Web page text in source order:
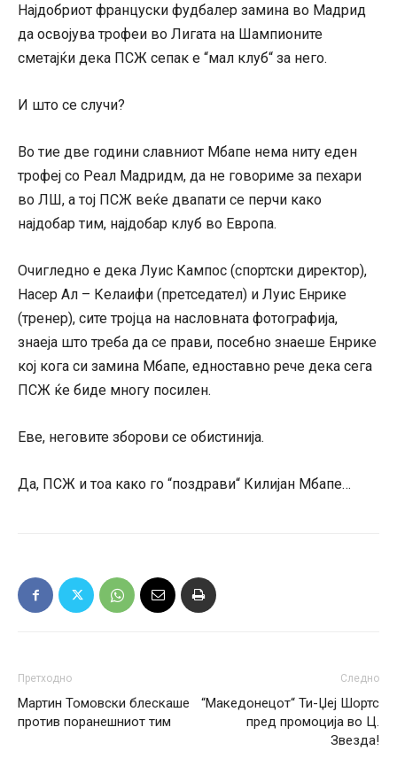
Најдобриот француски фудбалер замина во Мадрид
да освојува трофеи во Лигата на Шампионите
сметајќи дека ПСЖ сепак е “мал клуб“ за него.
И што се случи?
Во тие две години славниот Мбапе нема ниту еден
трофеј со Реал Мадридм, да не говориме за пехари
во ЛШ, а тој ПСЖ веќе двапати се перчи како
најдобар тим, најдобар клуб во Европа.
Очигледно е дека Луис Кампос (спортски директор),
Насер Ал – Келаифи (претседател) и Луис Енрике
(тренер), сите тројца на насловната фотографија,
знаеја што треба да се прави, посебно знаеше Енрике
кој кога си замина Мбапе, едноставно рече дека сега
ПСЖ ќе биде многу посилен.
Еве, неговите зборови се обистинија.
Да, ПСЖ и тоа како го “поздрави“ Килијан Мбапе…
Претходно
Мартин Томовски блескаше
против поранешниот тим
Следно
“Македонецот“ Ти-Џеј Шортс
пред промоција во Ц.
Звезда!